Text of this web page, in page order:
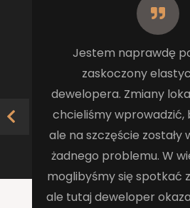
Jestem naprawdę
zaskoczony
dewelopera. Zmiany
chcieliśmy wprowadzić,
ale na szczęście zostały
żadnego problemu. W
moglibyśmy się spotkać
ale tutaj deweloper